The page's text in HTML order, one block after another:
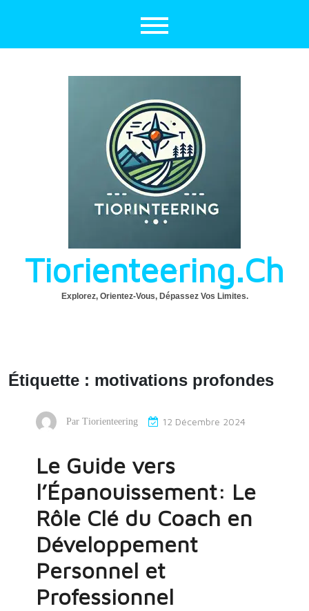
Tiorienteering.ch
Explorez, Orientez-Vous, Dépassez Vos Limites.
Étiquette : motivations profondes
Par Tiorienteering 12 Décembre 2024
Le Guide vers
l’Épanouissement: Le
Rôle Clé du Coach en
Développement
Personnel et
Professionnel